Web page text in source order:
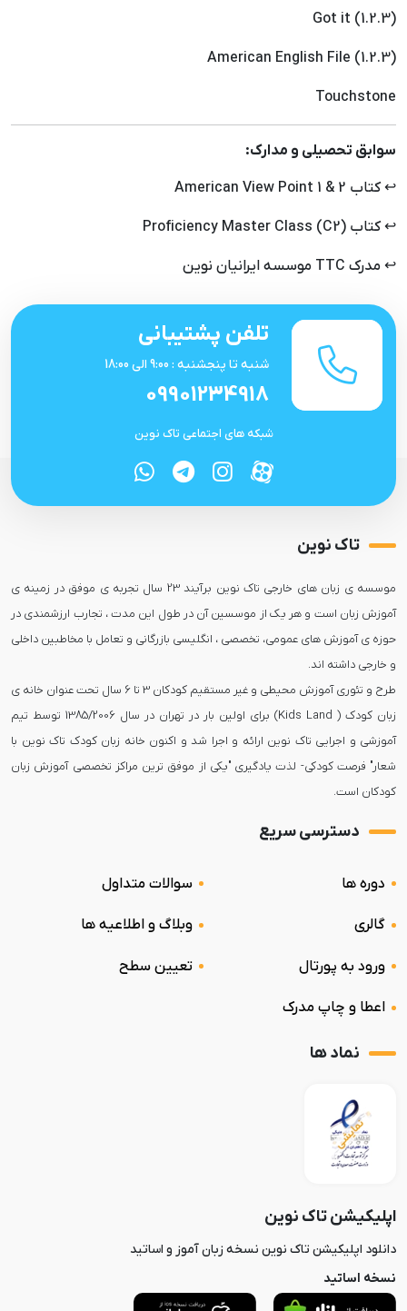
Got it (1.2.3)
(American English File (1.2.3
Touchstone
سوابق تحصیلی و مدارک:
↩ کتاب American View Point 1 & 2
↩ کتاب Proficiency Master Class (C2)
↩ مدرک TTC موسسه ایرانیان نوین
تلفن پشتیبانی
شنبه تا پنجشنبه : 9:00 الی 18:00
09901234918
شبکه های اجتماعی تاک نوین
تاک نوین
موسسه ی زبان های خارجی تاک نوین برآیند 23 سال تجربه ی موفق در زمینه ی
آموزش زبان است و هر یک از موسسین آن در طول این مدت ، تجارب ارزشمندی در
حوزه ی آموزش های عمومی، تخصصی ، انگلیسی بازرگانی و تعامل با مخاطبین داخلی
طرح و تئوری آموزش محیطی و غیر مستقیم کودکان 3 تا 6 سال تحت عنوان خانه ی
زبان کودک ( Kids Land) برای اولین بار در تهران در سال 1385/2006 توسط تیم
آموزشی و اجرایی تاک نوین ارائه و اجرا شد و اکنون خانه زبان کودک تاک نوین با
شعار" فرصت کودکی- لذت یادگیری "یکی از موفق ترین مراکز تخصصی آموزش زبان
کودکان است.
دسترسی سریع
دوره ها سوالات متداول
گالری وبلاگ و اطلاعیه ها
ورود به پورتال تعیین سطح
اعطا و چاپ مدرک
نماد ها
اپلیکیشن تاک نوین
دانلود اپلیکیشن تاک نوین نسخه زبان آموز و اساتید
نسخه اساتید